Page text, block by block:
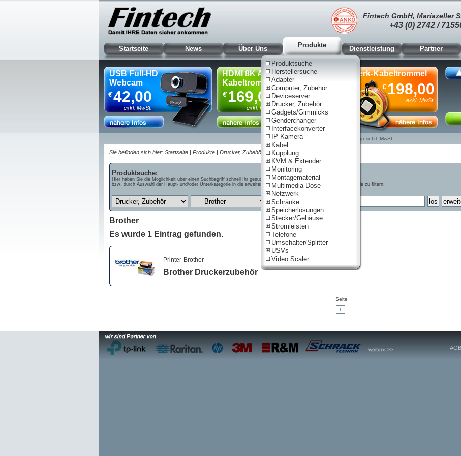
Fintech GmbH, Mariazeller
+43 (0) 2742 /
Startseite News Über Uns Produkte
Produktsuche
Herstellersuche
Adapter
Computer, Zubehör
Deviceserver
Drucker, Zubehör
Gadgets/Gimmicks
Genderchanger
Interfacekonverter
IP-Kamera
Kabel
Kupplung
KVM & Extender
Monitoring
Montagematerial
Multimedia Dose
Netzwerk
Schränke
Speicherlösungen
Stecker/Gehäuse
Stromleisten
Telefone
Umschalter/Splitter
USVs
Video Scaler
Dienstleistung Partner
USB Full-HD
Webcam
42,00
€
exkl. MwSt.
HDMI 8K AOC
Kabeltrommel, 90m
169,00
€
exkl. MwSt.
Netzwerk-Kabeltrommel
198,00
€
exkl. MwSt.
Nur für Gewerbe. Preise zzgl. gesetzl. MwSt.
Sie befinden sich hier: Startseite| Produkte| Drucker, Zubehör |Zubehör| Brother
Produktsuche:
Hier haben Sie die Möglichkeit über einen Suchbegriff schnell Ihr gesuchtes Produkt zu finden
bzw. durch Auswahl der Haupt- und/oder Unterkategorie in die erweiterte Suche zu gelangen, um bestimmte Merkmale zu filtern.
Brother
Es wurde 1 Eintrag gefunden.
Printer-Brother
Brother Druckerzubehör
Seite
1
AGB